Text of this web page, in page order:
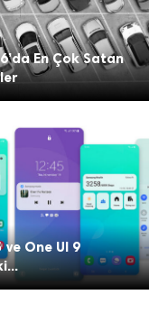
En Çok Satan
ve One UI 9